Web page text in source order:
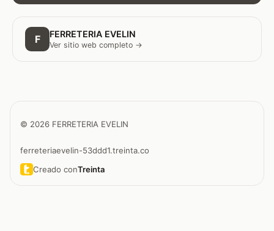
F FERRETERIA EVELIN
Ver sitio web completo →
© 2026 FERRETERIA EVELIN
ferreteriaevelin-53ddd1.treinta.co
Creado conTreinta